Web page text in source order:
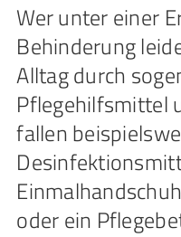
Wer unter einer
Behinderung
Alltag durch
Pflegehilfsmittel
fallen
oder ein